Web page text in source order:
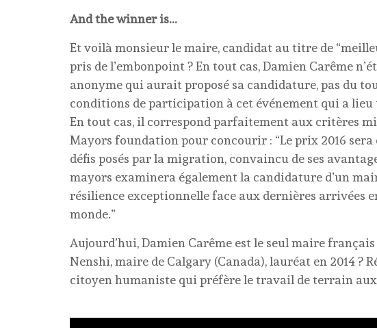
And the winner is…
Et voilà monsieur le maire, candidat au titre de
pris de l’embonpoint ? En tout cas, Damien Carême
anonyme qui aurait proposé sa candidature, pas du
conditions de participation à cet événement qui a lieu
En tout cas, il correspond parfaitement aux critères
Mayors foundation pour concourir : “Le prix 2016 sera
défis posés par la migration, convaincu de ses
mayors examinera également la candidature d’un
résilience exceptionnelle face aux dernières arrivées
monde.”
Aujourd’hui, Damien Carême est le seul maire
Nenshi, maire de Calgary (Canada), lauréat en 2014 ?
citoyen humaniste qui préfère le travail de terrain